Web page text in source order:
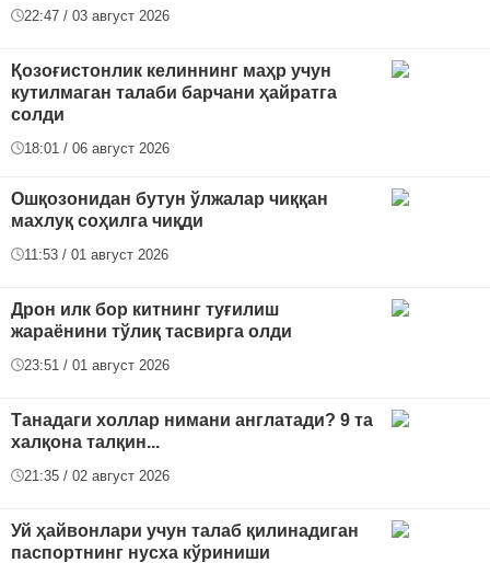
22:47 / 03 август 2026
Қозоғистонлик келиннинг маҳр учун
кутилмаган талаби барчани ҳайратга
солди
18:01 / 06 август 2026
Ошқозонидан бутун ўлжалар чиққан
махлуқ соҳилга чиқди
11:53 / 01 август 2026
Дрон илк бор китнинг туғилиш
жараёнини тўлиқ тасвирга олди
23:51 / 01 август 2026
Танадаги холлар нимани англатади? 9 та
халқона талқин...
21:35 / 02 август 2026
Уй ҳайвонлари учун талаб қилинадиган
паспортнинг нусха кўриниши